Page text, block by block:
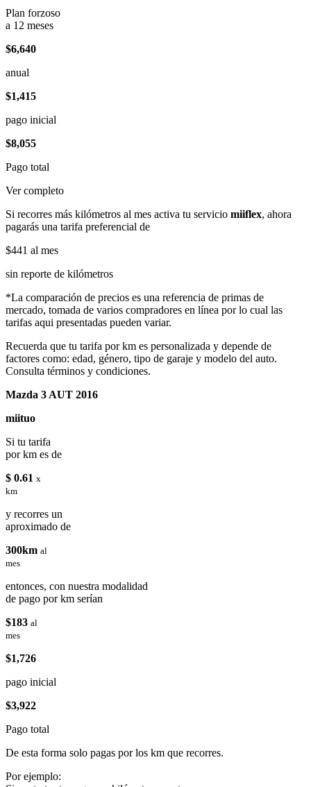
Plan forzoso
a 12 meses
$6,640
anual
$1,415
pago inicial
$8,055
Pago total
Ver completo
Si recorres más kilómetros al mes activa tu servicio miiflex, ahora
pagarás una tarifa preferencial de
$441 al mes
sin reporte de kilómetros
*La comparación de precios es una referencia de primas de
mercado, tomada de varios compradores en línea por lo cual las
tarifas aqui presentadas pueden variar.
Recuerda que tu tarifa por km es personalizada y depende de
factores como: edad, género, tipo de garaje y modelo del auto.
Consulta términos y condiciones.
Mazda 3 AUT 2016
miituo
Si tu tarifa
por km es de
$ 0.61 x
km
y recorres un
aproximado de
300km al
mes
entonces, con nuestra modalidad
de pago por km serían
$183 al
mes
$1,726
pago inicial
$3,922
Pago total
De esta forma solo pagas por los km que recorres.
Por ejemplo: